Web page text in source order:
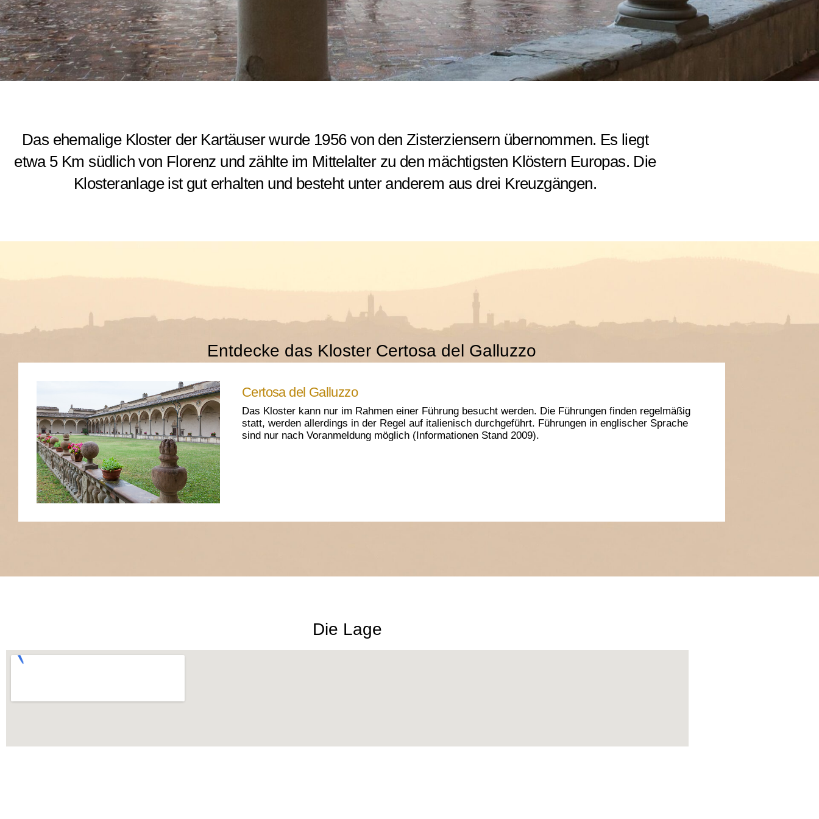
Das ehemalige Kloster der Kartäuser wurde 1956 von den Zisterziensern übernommen. Es liegt
etwa 5 Km südlich von Florenz und zählte im Mittelalter zu den mächtigsten Klöstern Europas. Die
Klosteranlage ist gut erhalten und besteht unter anderem aus drei Kreuzgängen.
Entdecke das Kloster Certosa del Galluzzo
Certosa del Galluzzo
Das Kloster kann nur im Rahmen einer Führung besucht werden. Die Führungen finden regelmäßig
statt, werden allerdings in der Regel auf italienisch durchgeführt. Führungen in englischer Sprache
sind nur nach Voranmeldung möglich (Informationen Stand 2009).
Die Lage